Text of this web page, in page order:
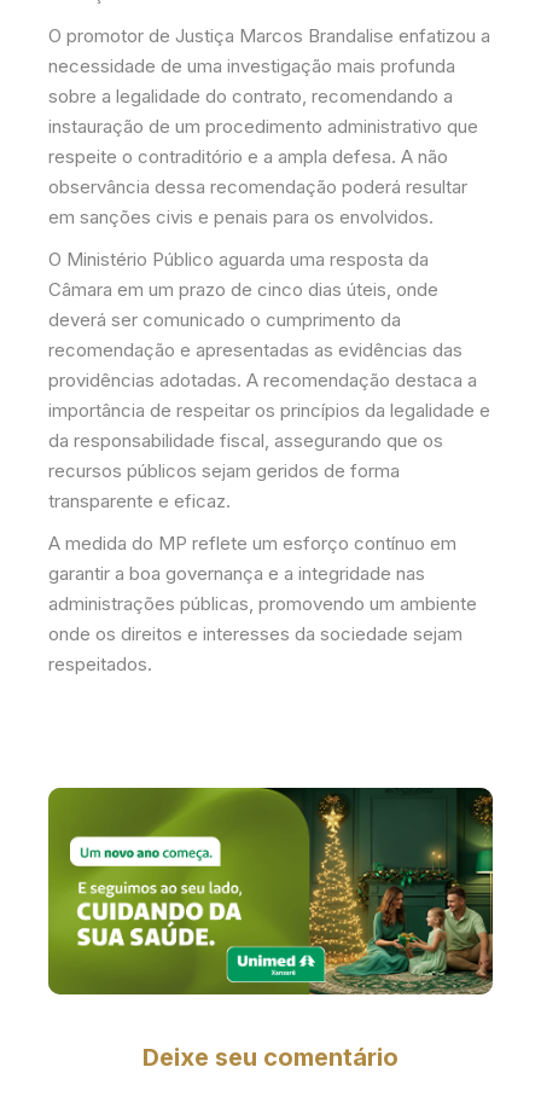
O promotor de Justiça Marcos Brandalise enfatizou a
necessidade de uma investigação mais profunda
sobre a legalidade do contrato, recomendando a
instauração de um procedimento administrativo que
respeite o contraditório e a ampla defesa. A não
observância dessa recomendação poderá resultar
em sanções civis e penais para os envolvidos.
O Ministério Público aguarda uma resposta da
Câmara em um prazo de cinco dias úteis, onde
deverá ser comunicado o cumprimento da
recomendação e apresentadas as evidências das
providências adotadas. A recomendação destaca a
importância de respeitar os princípios da legalidade e
da responsabilidade fiscal, assegurando que os
recursos públicos sejam geridos de forma
transparente e eficaz.
A medida do MP reflete um esforço contínuo em
garantir a boa governança e a integridade nas
administrações públicas, promovendo um ambiente
onde os direitos e interesses da sociedade sejam
respeitados.
Deixe seu comentário